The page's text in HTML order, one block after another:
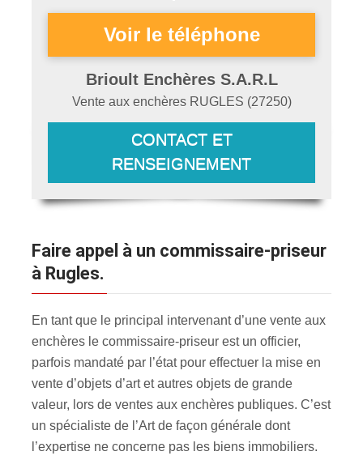
Brioult Enchères S.A.R.L
Vente aux enchères RUGLES (27250)
CONTACT ET
RENSEIGNEMENT
Faire appel à un commissaire-priseur
à Rugles.
En tant que le principal intervenant d’une vente aux
enchères le commissaire-priseur est un officier,
parfois mandaté par l’état pour effectuer la mise en
vente d’objets d’art et autres objets de grande
valeur, lors de ventes aux enchères publiques. C’est
un spécialiste de l’Art de façon générale dont
l’expertise ne concerne pas les biens immobiliers.